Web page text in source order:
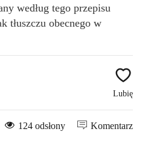
według tego przepisu
tłuszczu obecnego w
Lubię
Komentarz
124 odsłony